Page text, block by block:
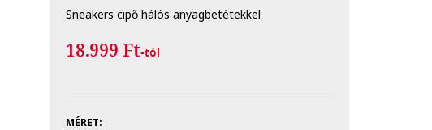
Sneakers cipő hálós anyagbetétekkel
18.999 Ft-tól
MÉRET: